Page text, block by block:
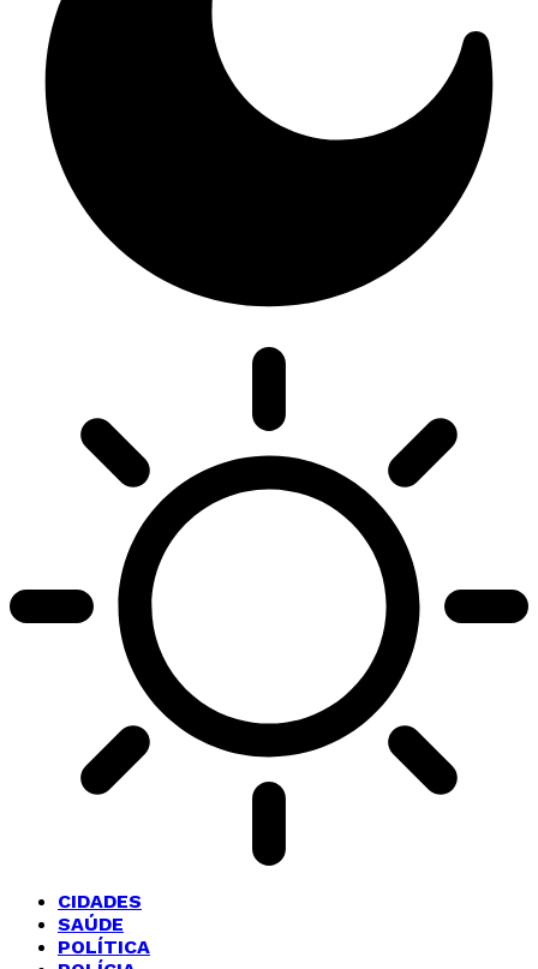
CIDADES
SAÚDE
POLÍTICA